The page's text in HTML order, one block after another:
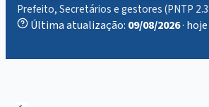
Prefeito, Secretários e gestores (PNTP
Última atualização: 09/08/2026· hoje